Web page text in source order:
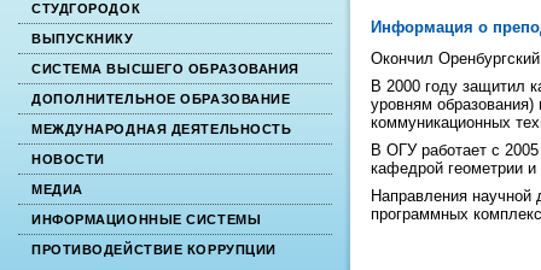
СТУДГОРОДОК
ВЫПУСКНИКУ
СИСТЕМА ВЫСШЕГО ОБРАЗОВАНИЯ
ДОПОЛНИТЕЛЬНОЕ ОБРАЗОВАНИЕ
МЕЖДУНАРОДНАЯ ДЕЯТЕЛЬНОСТЬ
НОВОСТИ
МЕДИА
ИНФОРМАЦИОННЫЕ СИСТЕМЫ
ПРОТИВОДЕЙСТВИЕ КОРРУПЦИИ
Информация о
Окончил
В 2000 году защитил
уровням
коммуникационных
В ОГУ работает с
кафедрой геометрии
Направления научной
программных